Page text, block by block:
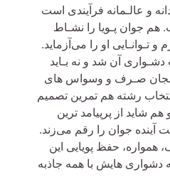
و عالـمانه فرآیندی است
جوان پـویا را نشـاط
او را می‌آزماید.
آن شد و نه بـاید
صـرف و وسواس های
رشته هم تمرین تصمیم
شاید از پرپیامد ترین
آینده جوان را رقم می‌زند.
حفظ پویایی این
دشواری هایش با همه جاذبه